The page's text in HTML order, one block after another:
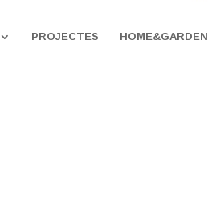
PROJECTES HOME&GARDEN